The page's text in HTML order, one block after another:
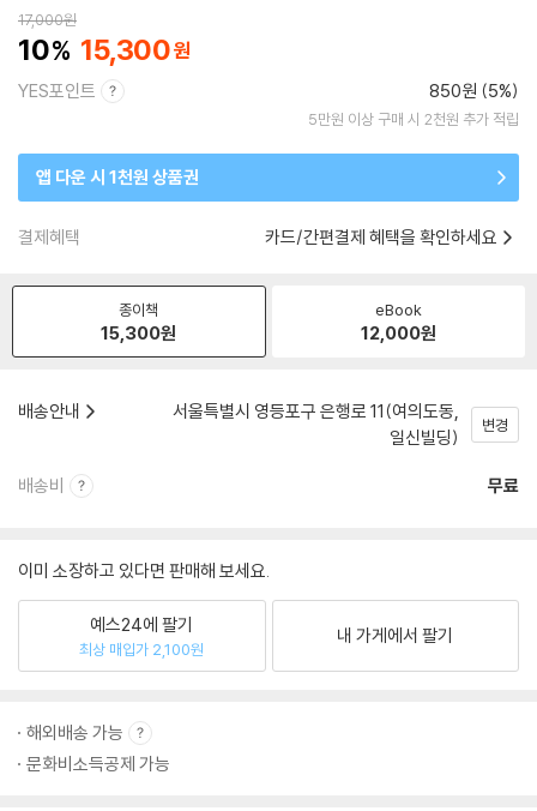
17,000원
10 15,300
YES포인트 850원 (5%)
5만원 이상 구매 시 2천원 추가 적립
앱 다운 시 1천원 상품권
결제혜택 카드/간편결제 혜택을 확인하세요
종이책
15,300원
eBook
12,000원
배송안내
서울특별시 영등포구 은행로 11(여의도동,
일신빌딩)
변경
배송비 무료
이미 소장하고 있다면 판매해 보세요.
예스24에 팔기
최상 매입가 2,100원
내 가게에서 팔기
해외배송 가능
문화비소득공제 가능